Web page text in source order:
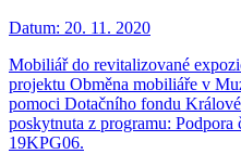
Datum: 20. 11. 2020
Mobiliář do revitalizované
projektu Obměna mobiliáře v
pomoci Dotačního fondu
poskytnuta z programu:
19KPG06.